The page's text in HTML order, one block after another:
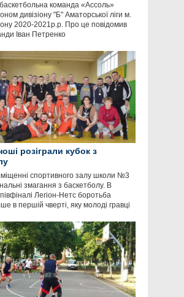
команда «Ассоль»
дивізіону "Б" Аматорської ліги м.
2020-2021р.р. Про це повідомив
Іван Петренко
розіграли кубок з
спортивного залу школи №3
змагання з баскетболу. В
Легіон-Нетс боротьба
в першій чверті, яку молоді гравці